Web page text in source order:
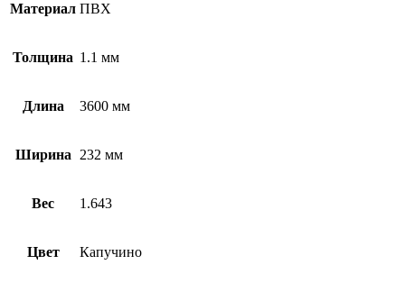
Материал ПВХ
Толщина 1.1 мм
Длина 3600 мм
Ширина 232 мм
Вес 1.643
Цвет Капучино